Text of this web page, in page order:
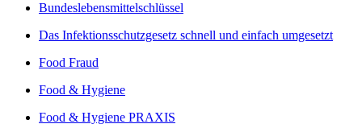
Bundeslebensmittelschlüssel
Das Infektionsschutzgesetz schnell und einfach umgesetzt
Food Fraud
Food & Hygiene
Food & Hygiene PRAXIS